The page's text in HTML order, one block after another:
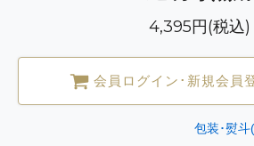
4,395円(税込)
会員ログイン･新規会員
包装･熨斗